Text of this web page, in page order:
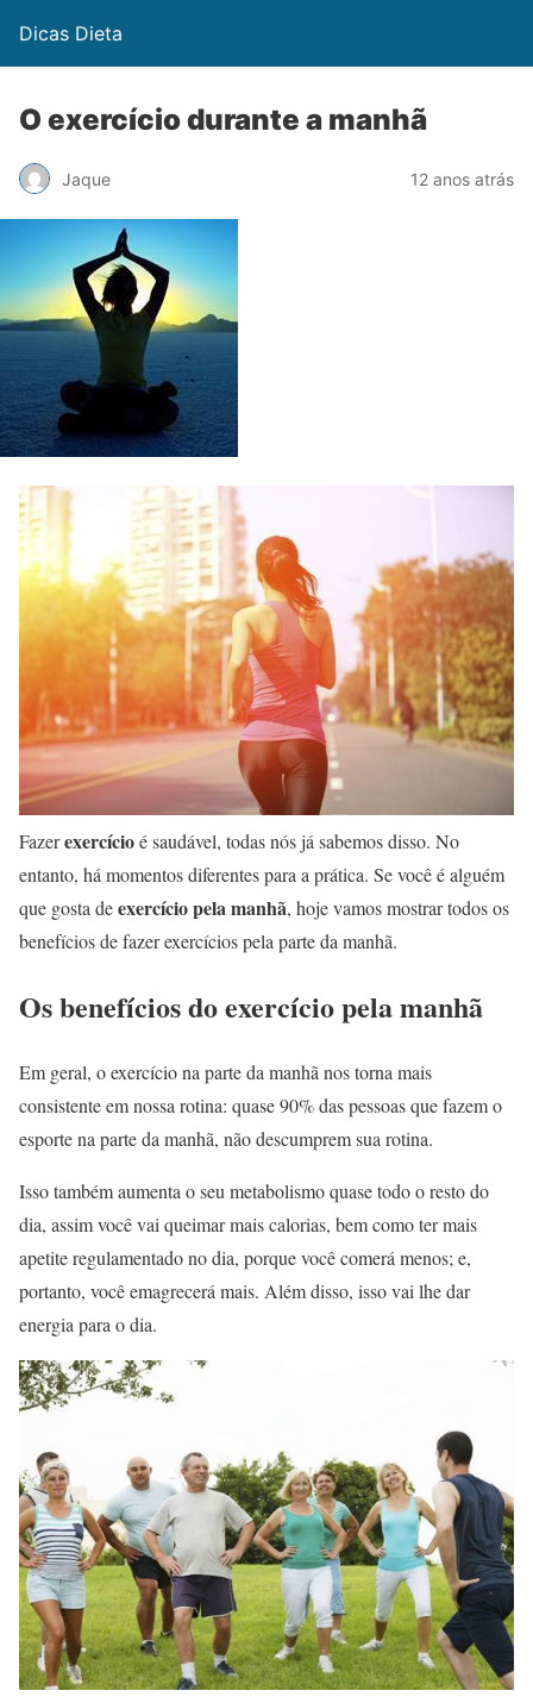
Dicas Dieta
O exercício durante a manhã
Jaque 12 anos atrás
Fazerexercícioé saudável, todas nós já sabemos disso. No
entanto, há momentos diferentes para a prática. Se você é alguém
que gosta deexercício pela manhã, hoje vamos mostrar todos os
benefícios de fazer exercícios pela parte da manhã.
Os benefícios do exercício pela manhã
Em geral, o exercício na parte da manhã nos torna mais
consistente em nossa rotina: quase 90% das pessoas que fazem o
esporte na parte da manhã, não descumprem sua rotina.
Isso também aumenta o seu metabolismo quase todo o resto do
dia, assim você vai queimar mais calorias, bem como ter mais
apetite regulamentado no dia, porque você comerá menos; e,
portanto, você emagrecerá mais. Além disso, isso vai lhe dar
energia para o dia.